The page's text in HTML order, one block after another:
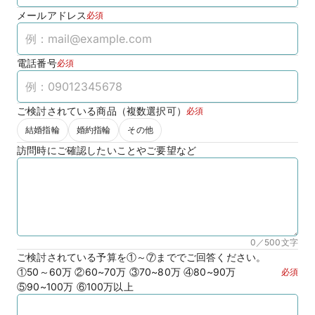
メールアドレス 必須
電話番号必須
ご検討されている商品（複数選択可）
必須
結婚指輪
婚約指輪 その他
訪問時にご確認したいことやご要望など
0／500文字
ご検討されている予算を①～⑦まででご回答ください。
①50～60万 ②60~70万 ③70~80万 ④80~90万
⑤90~100万 ⑥100万以上
必須